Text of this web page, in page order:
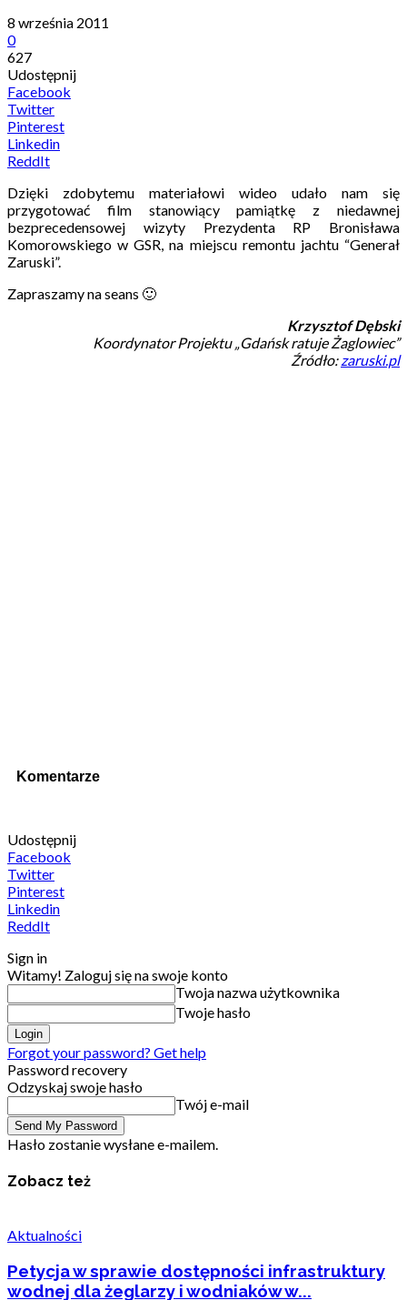
8 września 2011
0
627
Udostępnij
Facebook
Twitter
Pinterest
Linkedin
ReddIt
Dzięki zdobytemu materiałowi wideo udało nam się
przygotować film stanowiący pamiątkę z niedawnej
bezprecedensowej wizyty Prezydenta RP Bronisława
Komorowskiego w GSR, na miejscu remontu jachtu “Generał
Zaruski”.
Zapraszamy na seans 🙂
Krzysztof Dębski
Koordynator Projektu „Gdańsk ratuje Żaglowiec”
Źródło:zaruski.pl
Komentarze
Udostępnij
Facebook
Twitter
Pinterest
Linkedin
ReddIt
Sign in
Witamy! Zaloguj się na swoje konto
Twoja nazwa użytkownika
Twoje hasło
Forgot your password? Get help
Password recovery
Odzyskaj swoje hasło
Twój e-mail
Hasło zostanie wysłane e-mailem.
Zobacz też
Aktualności
Petycja w sprawie dostępności infrastruktury
wodnej dla żeglarzy i wodniaków w...